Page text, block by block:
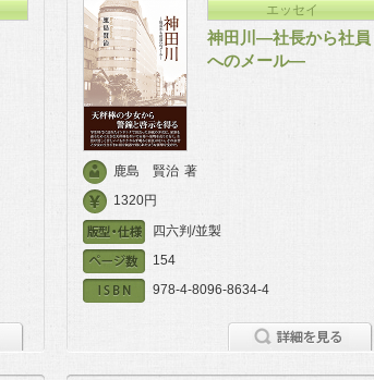
エッセイ
神田川―社長から社員
へのメール―
鹿島 賢治 著
1320円
四六判/並製
154
978-4-8096-8634-4